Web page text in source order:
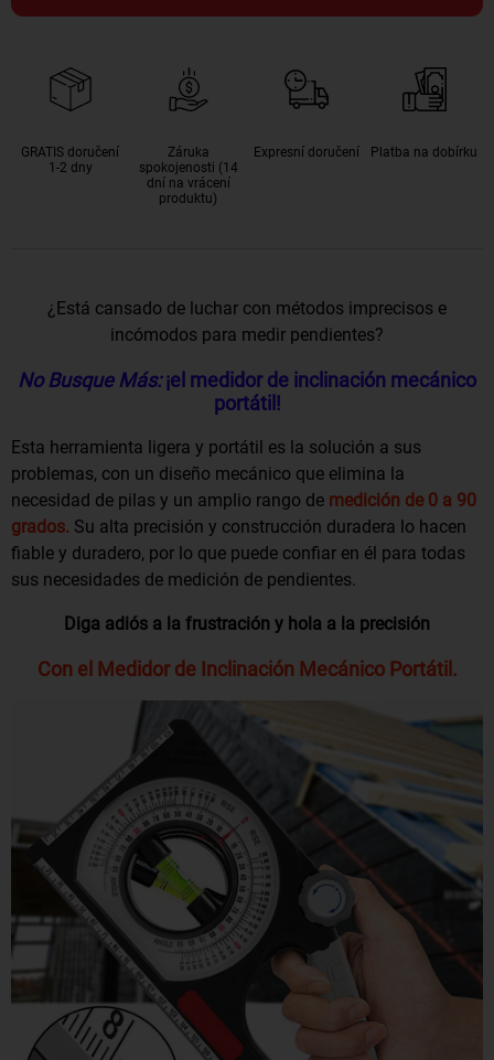
GRATIS doručení
1-2 dny
Záruka
spokojenosti (14
dní na vrácení
produktu)
Expresní doručení Platba na dobírku
¿Está cansado de luchar con métodos imprecisos e
incómodos para medir pendientes?
No Busque Más: ¡el medidor de inclinación mecánico
portátil!
Esta herramienta ligera y portátil es la solución a sus
problemas, con un diseño mecánico que elimina la
necesidad de pilas y un amplio rango de medición de 0 a 90
grados. Su alta precisión y construcción duradera lo hacen
fiable y duradero, por lo que puede confiar en él para todas
sus necesidades de medición de pendientes.
Diga adiós a la frustración y hola a la precisión
Con el Medidor de Inclinación Mecánico Portátil.